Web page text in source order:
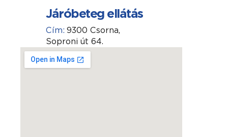
Járóbeteg ellátás
Cím: 9300 Csorna,
Soproni út 64.